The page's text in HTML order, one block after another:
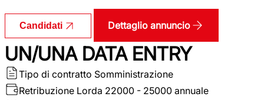
Candidati Dettaglio annuncio
UN/UNA DATA ENTRY
Tipo di contratto Somministrazione
Retribuzione Lorda 22000 - 25000 annuale